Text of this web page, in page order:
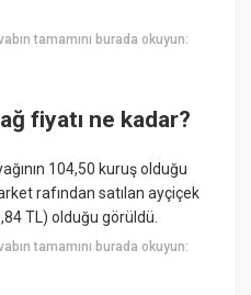
tamamını burada okuyun:
fiyatı ne kadar?
104,50 kuruş olduğu
rafından satılan ayçiçek
TL) olduğu görüldü.
tamamını burada okuyun: